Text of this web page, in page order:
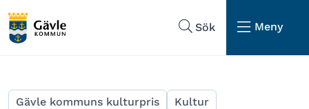
Sök
Meny
Gävle kommuns kulturpris
Kultur